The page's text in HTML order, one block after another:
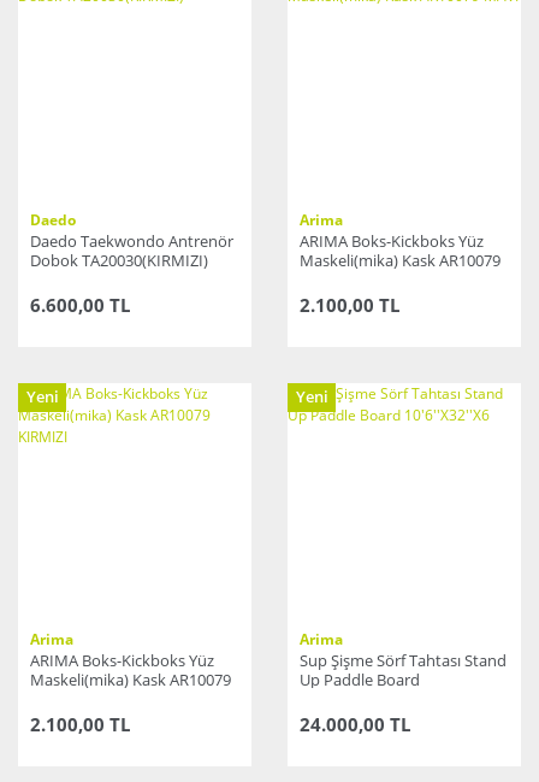
Daedo
Daedo Taekwondo Antrenör
Dobok TA20030(KIRMIZI)
6.600,00 TL
Arima
ARIMA Boks-Kickboks Yüz
Maskeli(mika) Kask AR10079
2.100,00 TL
Yeni
Arima
ARIMA Boks-Kickboks Yüz
Maskeli(mika) Kask AR10079
2.100,00 TL
Yeni
Arima
Sup Şişme Sörf Tahtası Stand
Up Paddle Board
24.000,00 TL